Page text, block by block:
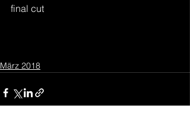
final cut
März 2018